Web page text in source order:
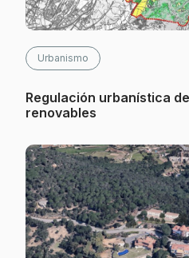
Urbanismo
Regulación urbanística
renovables